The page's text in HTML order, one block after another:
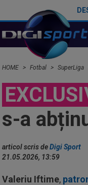
HOME Fotbal SuperLiga
s-a
articol scris deDigi Sport
21.05.2026, 13:59
Valeriu Iftime,